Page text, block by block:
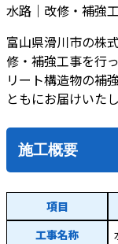
水路｜改修・補強
富山県滑川市の株
修・補強工事を行
リート構造物の補
ともにお届けいたし
施工概要
項目
工事名称